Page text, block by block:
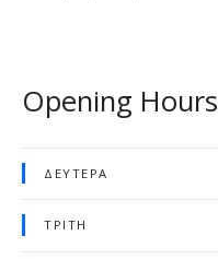
Opening Hours
ΔΕΥΤΈΡΑ
ΤΡΊΤΗ